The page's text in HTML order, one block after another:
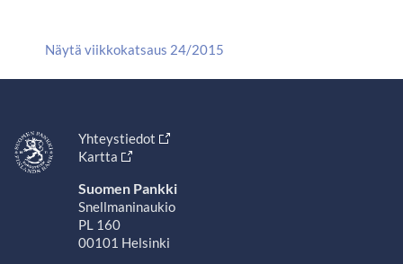
Näytä viikkokatsaus 24/2015
Yhteystiedot
Kartta
Suomen Pankki
Snellmaninaukio
PL 160
00101 Helsinki